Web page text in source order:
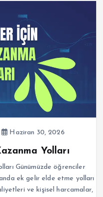
Haziran 30, 2026
Yolları
Günümüzde öğrenciler
ek gelir elde etme yolları
ve kişisel harcamalar,